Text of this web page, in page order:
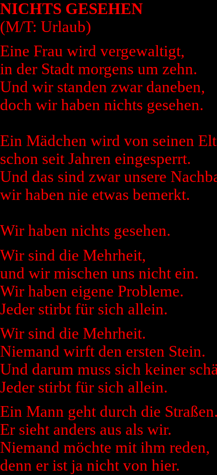
NICHTS GESEHEN
(M/T: Urlaub)
Eine Frau wird vergewaltigt,
in der Stadt morgens um zehn.
Und wir standen zwar daneben,
doch wir haben nichts gesehen.
Ein Mädchen wird von seinen
schon seit Jahren eingesperrt.
Und das sind zwar unsere
wir haben nie etwas bemerkt.
Wir haben nichts gesehen.
Wir sind die Mehrheit,
und wir mischen uns nicht ein.
Wir haben eigene Probleme.
Jeder stirbt für sich allein.
Wir sind die Mehrheit.
Niemand wirft den ersten Stein.
Und darum muss sich keiner
Jeder stirbt für sich allein.
Ein Mann geht durch die
Er sieht anders aus als wir.
Niemand möchte mit ihm reden,
denn er ist ja nicht von hier.